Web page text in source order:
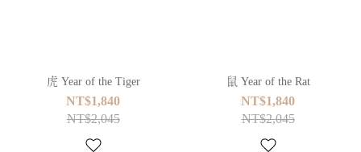
虎 Year of the Tiger
NT$1,840
NT$2,045
鼠 Year of the Rat
NT$1,840
NT$2,045